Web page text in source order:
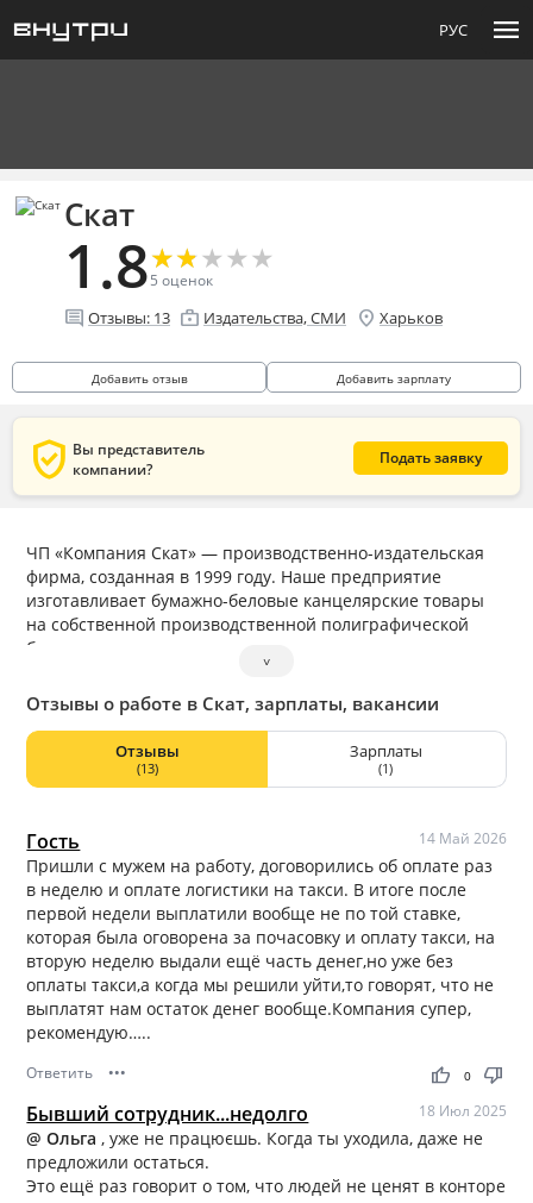
РУС menu
Скат
1.8★
★★
★★
★★
★★
★
5 оценок
comment Отзывы: 13 enterprise Издательства, СМИ location_on Харьков
Добавить отзыв Добавить зарплату
verified_user Вы представитель
компании?
Подать заявку
ЧП «Компания Скат» — производственно-издательская
фирма, созданная в 1999 году. Наше предприятие
изготавливает бумажно-беловые канцелярские товары
на собственной производственной полиграфической
базе.
˅
Отзывы о работе в Скат, зарплаты, вакансии
Отзывы
(13)
Зарплаты
(1)
Гость 14 Май 2026
Пришли с мужем на работу, договорились об оплате раз
в неделю и оплате логистики на такси. В итоге после
первой недели выплатили вообще не по той ставке,
которая была оговорена за почасовку и оплату такси, на
вторую неделю выдали ещё часть денег,но уже без
оплаты такси,а когда мы решили уйти,то говорят, что не
выплатят нам остаток денег вообще.Компания супер,
рекомендую…..
Ответить ••• thumb_up thumb_down
0
Бывший сотрудник...недолго 18 Июл 2025
@ Ольга, уже не працюєшь. Когда ты уходила, даже не
предложили остаться.
Это ещё раз говорит о том, что людей не ценят в конторе